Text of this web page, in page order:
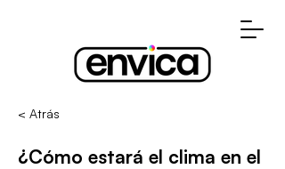
< Atrás
¿Cómo estará el clima en el